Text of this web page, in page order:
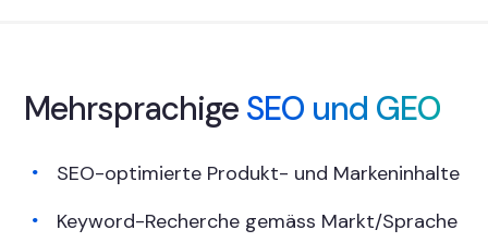
Mehrsprachige SEO und GEO
SEO-optimierte Produkt- und Markeninhalte
Keyword-Recherche gemäss Markt/Sprache